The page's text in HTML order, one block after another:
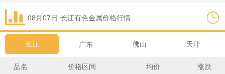
08月07日 长江有色金属价格行情
长江 广东 佛山 天津
品名 价格区间 均价 涨跌